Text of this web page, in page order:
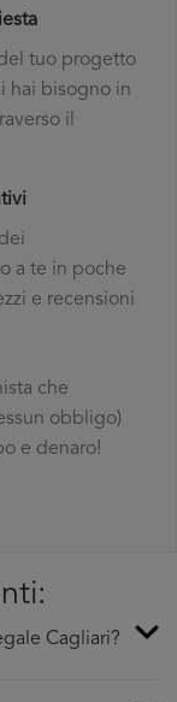
tuo progetto
hai bisogno in
il
a te in poche
e recensioni
che
obbligo)
e denaro!
Cagliari?